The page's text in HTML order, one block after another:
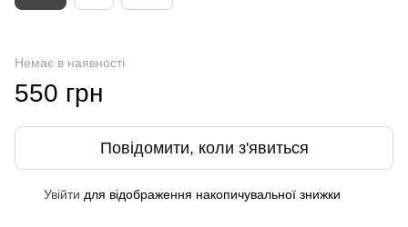
Немає в наявності
550 грн
Повідомити, коли з'явиться
Увійти для відображення накопичувальної знижки